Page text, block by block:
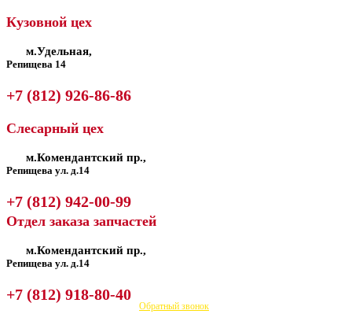
Кузовной цех
м.Удельная,
Репищева 14
+7 (812) 926-86-86
Слесарный цех
м.Комендантский пр.,
Репищева ул. д.14
+7 (812) 942-00-99
Отдел заказа запчастей
м.Комендантский пр.,
Репищева ул. д.14
+7 (812) 918-80-40
Посмотреть на карте Обратный звонок